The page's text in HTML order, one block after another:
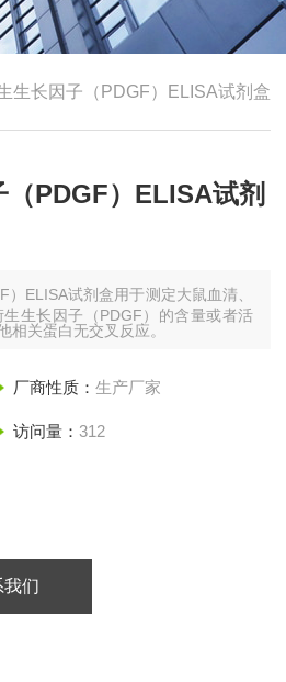
生长因子（PDGF）ELISA试剂盒
PDGF）ELISA试剂
ELISA试剂盒用于测定大鼠血清、
生长因子（PDGF）的含量或者活
相关蛋白无交叉反应。
厂商性质： 生产厂家
访问量： 312
我们